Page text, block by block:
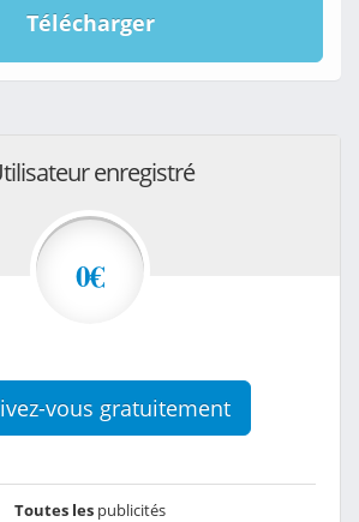
Télécharger
enregistré
0€
vous gratuitement
Toutes les publicités